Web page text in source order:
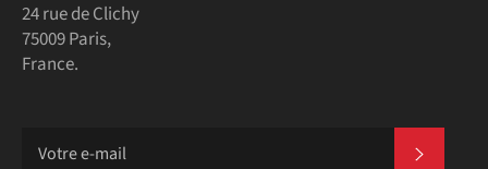
24 rue de Clichy
75009 Paris,
France.